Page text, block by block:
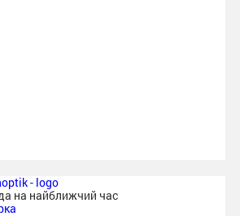
на найближчий час